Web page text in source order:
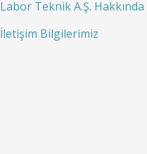
Labor Teknik A.Ş. Hakkında
İletişim Bilgilerimiz